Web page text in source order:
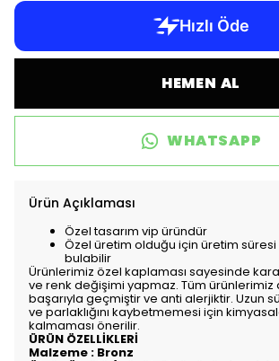
HEMEN AL
WHATSAPP
Ürün Açıklaması
Özel tasarım vip üründür
Özel üretim olduğu için üretim süresi
bulabilir
Ürünlerimiz özel kaplaması sayesinde
ve renk değişimi yapmaz. Tüm ürünlerimiz
başarıyla geçmiştir ve anti alerjiktir. Uzun
ve parlaklığını kaybetmemesi için
kalmaması önerilir.
ÜRÜN ÖZELLİKLERİ
Malzeme : Bronz